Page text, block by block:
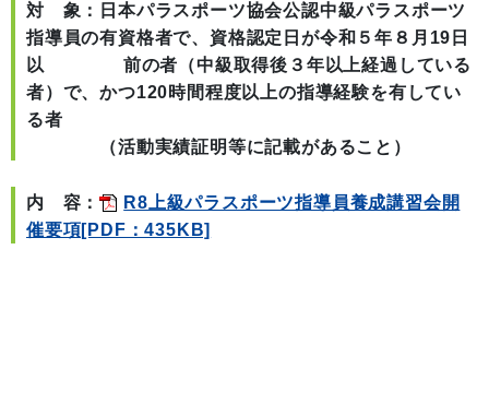
対 象：日本パラスポーツ協会公認中級パラスポーツ
指導員の有資格者で、資格認定日が令和５年８月19日
以 前の者（中級取得後３年以上経過している
者）で、かつ120時間程度以上の指導経験を有してい
る者
（活動実績証明等に記載があること）
内 容：
R8上級パラスポーツ指導員養成講習会開
催要項[PDF：435KB]